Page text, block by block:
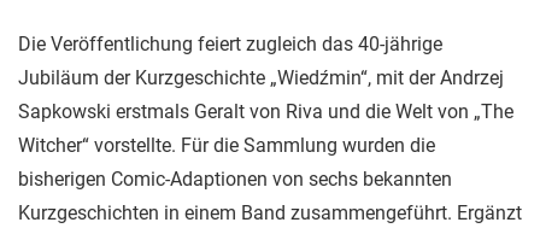
Die Veröffentlichung feiert zugleich das 40-jährige
Jubiläum der Kurzgeschichte „Wiedźmin“, mit der Andrzej
Sapkowski erstmals Geralt von Riva und die Welt von „The
Witcher“ vorstellte. Für die Sammlung wurden die
bisherigen Comic-Adaptionen von sechs bekannten
Kurzgeschichten in einem Band zusammengeführt. Ergänzt